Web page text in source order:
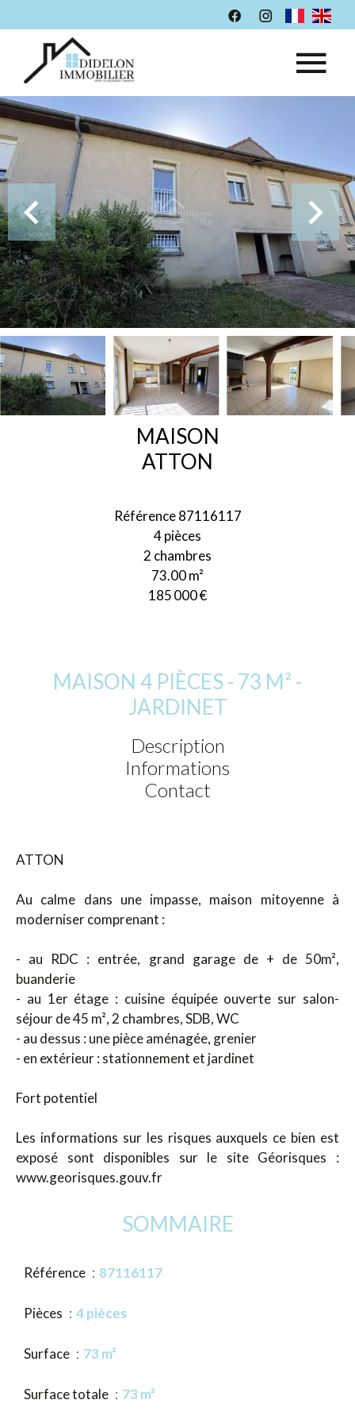
MAISON
ATTON
Référence87116117
4 pièces
2 chambres
73.00m²
185 000 €
MAISON 4 PIÈCES - 73 M² -
JARDINET
Description
Informations
Contact
ATTON
Au calme dans une impasse, maison mitoyenne à
moderniser comprenant :
- au RDC : entrée, grand garage de + de 50m²,
buanderie
- au 1er étage : cuisine équipée ouverte sur salon-
séjour de 45 m², 2 chambres, SDB, WC
- au dessus : une pièce aménagée, grenier
- en extérieur : stationnement et jardinet
Fort potentiel
Les informations sur les risques auxquels ce bien est
exposé sont disponibles sur le site Géorisques :
www.georisques.gouv.fr
SOMMAIRE
Référence 87116117
Pièces 4 pièces
Surface 73 m²
Surface totale 73 m²